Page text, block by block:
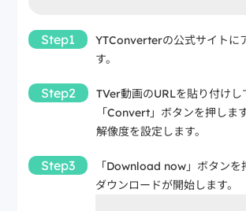
Step1
YTConverterの公式サイトに
す。
Step2
TVer動画のURLを貼り付けし
「Convert」ボタンを押しま
解像度を設定します。
Step3
「Download now」ボタンを
ダウンロードが開始します。